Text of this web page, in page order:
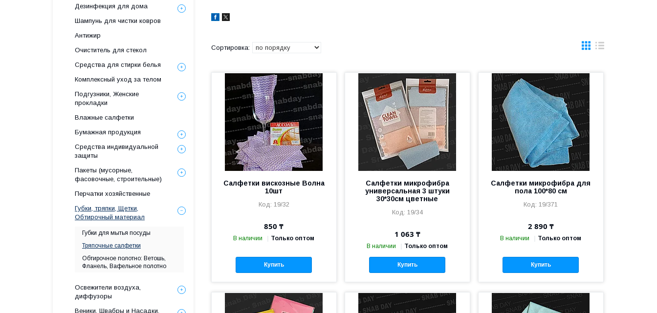
Салфетки вискозные Волна
10шт
19/32
850 ₸
В наличии Только оптом
Купить
Салфетки микрофибра
универсальная 3 штуки
30*30см цветные
19/34
1 063 ₸
В наличии Только оптом
Купить
Салфетки микрофибра для
пола 100*80 см
19/371
2 890 ₸
В наличии Только оптом
Купить
Дезинфекция для дома
Шампунь для чистки ковров
Антижир
Очиститель для стекол
Средства для стирки белья
Комплексный уход за телом
Подгузники, Женские
прокладки
Влажные салфетки
Бумажная продукция
Средства индивидуальной
защиты
Пакеты (мусорные,
фасовочные, строительные)
Перчатки хозяйственные
Губки, тряпки, Щетки,
Обтирочный материал
Губки для мытья посуды
Тряпочные салфетки
Обтирочное полотно: Ветошь,
Фланель, Вафельное полотно
Освежители воздуха,
диффузоры
Веники, Швабры и Насадки,